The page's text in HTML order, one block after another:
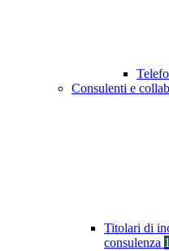
Consulenti e
Titolari di
consulenza